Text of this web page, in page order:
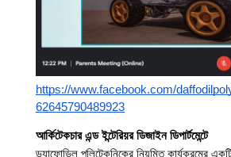
https://www.facebook.com/
62645790489923
আর্কিটেকচার এন্ড ইন্টেরিয়র ডিজাইন ডিপার্টমেন্টে
ড্যাফোডিল পলিটেকনিকের নিয়মিত কার্যক্রমের